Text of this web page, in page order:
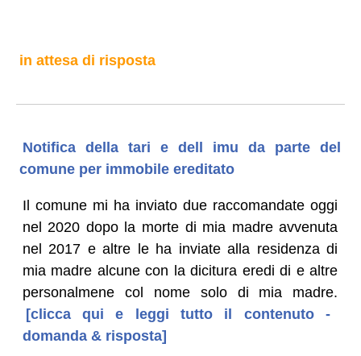
in attesa di risposta
Notifica della tari e dell imu da parte del
comune per immobile ereditato
Il comune mi ha inviato due raccomandate oggi
nel 2020 dopo la morte di mia madre avvenuta
nel 2017 e altre le ha inviate alla residenza di
mia madre alcune con la dicitura eredi di e altre
personalmene col nome solo di mia madre.
[clicca qui e leggi tutto il contenuto -
domanda & risposta]